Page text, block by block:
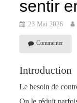
sentir
23 Mai 2026
Commenter
Introduction
Le besoin de
On le réduit